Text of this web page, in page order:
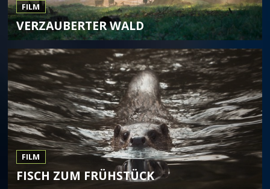
FILM
VERZAUBERTER WALD
FILM
FISCH ZUM FRÜHSTÜCK